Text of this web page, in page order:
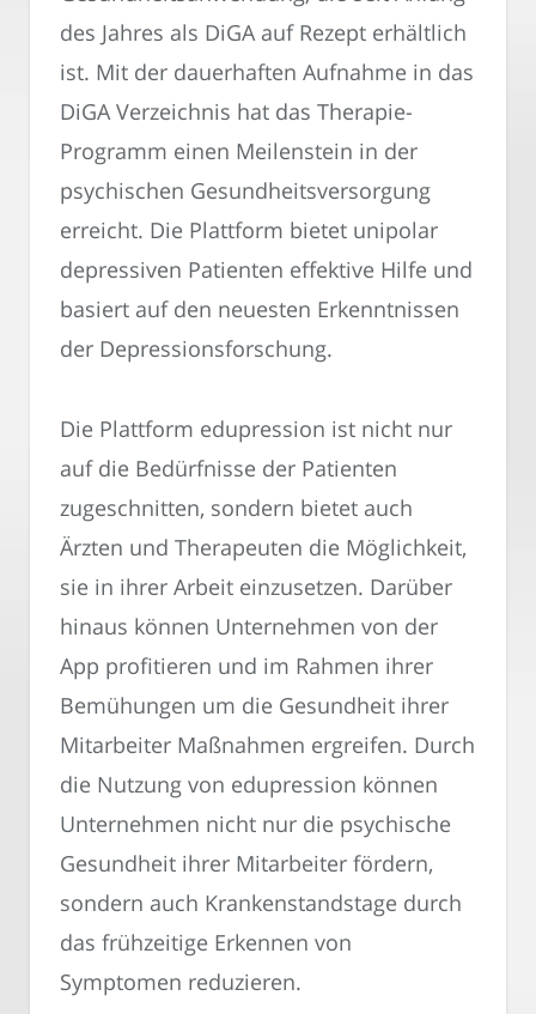
des Jahres als DiGA auf Rezept erhältlich
ist. Mit der dauerhaften Aufnahme in das
DiGA Verzeichnis hat das Therapie-
Programm einen Meilenstein in der
psychischen Gesundheitsversorgung
erreicht. Die Plattform bietet unipolar
depressiven Patienten effektive Hilfe und
basiert auf den neuesten Erkenntnissen
der Depressionsforschung.
Die Plattform edupression ist nicht nur
auf die Bedürfnisse der Patienten
zugeschnitten, sondern bietet auch
Ärzten und Therapeuten die Möglichkeit,
sie in ihrer Arbeit einzusetzen. Darüber
hinaus können Unternehmen von der
App profitieren und im Rahmen ihrer
Bemühungen um die Gesundheit ihrer
Mitarbeiter Maßnahmen ergreifen. Durch
die Nutzung von edupression können
Unternehmen nicht nur die psychische
Gesundheit ihrer Mitarbeiter fördern,
sondern auch Krankenstandstage durch
das frühzeitige Erkennen von
Symptomen reduzieren.